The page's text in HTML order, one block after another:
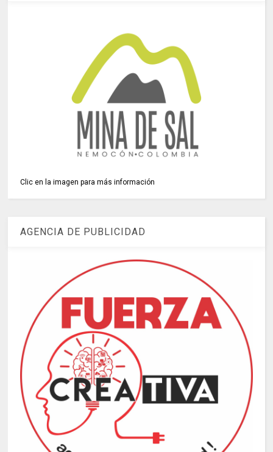
Clic en la imagen para más información
AGENCIA DE PUBLICIDAD